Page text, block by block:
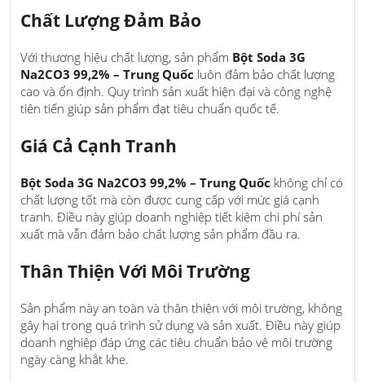
Chất Lượng Đảm Bảo
Với thương hiệu chất lượng, sản phẩm Bột Soda 3G
Na2CO3 99,2% – Trung Quốc luôn đảm bảo chất lượng
cao và ổn định. Quy trình sản xuất hiện đại và công nghệ
tiên tiến giúp sản phẩm đạt tiêu chuẩn quốc tế.
Giá Cả Cạnh Tranh
Bột Soda 3G Na2CO3 99,2% – Trung Quốc không chỉ có
chất lượng tốt mà còn được cung cấp với mức giá cạnh
tranh. Điều này giúp doanh nghiệp tiết kiệm chi phí sản
xuất mà vẫn đảm bảo chất lượng sản phẩm đầu ra.
Thân Thiện Với Môi Trường
Sản phẩm này an toàn và thân thiện với môi trường, không
gây hại trong quá trình sử dụng và sản xuất. Điều này giúp
doanh nghiệp đáp ứng các tiêu chuẩn bảo vệ môi trường
ngày càng khắt khe.